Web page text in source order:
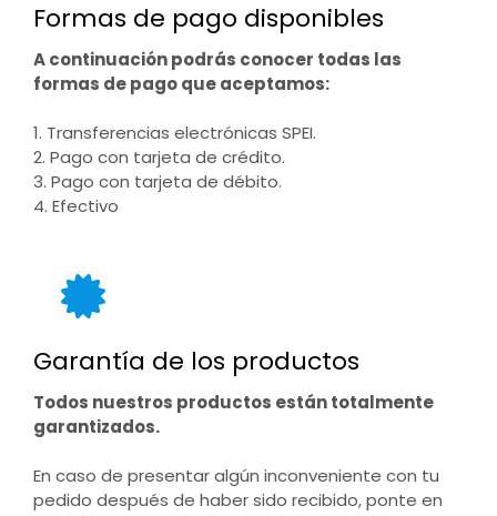
Formas de pago disponibles
A continuación podrás conocer todas las
formas de pago que aceptamos:
1. Transferencias electrónicas SPEI.
2. Pago con tarjeta de crédito.
3. Pago con tarjeta de débito.
4. Efectivo
Garantía de los productos
Todos nuestros productos están totalmente
garantizados.
En caso de presentar algún inconveniente con tu
pedido después de haber sido recibido, ponte en